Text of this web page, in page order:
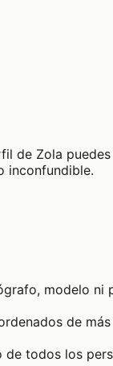
de Zola
inconfundible.
modelo ni
de
todos los